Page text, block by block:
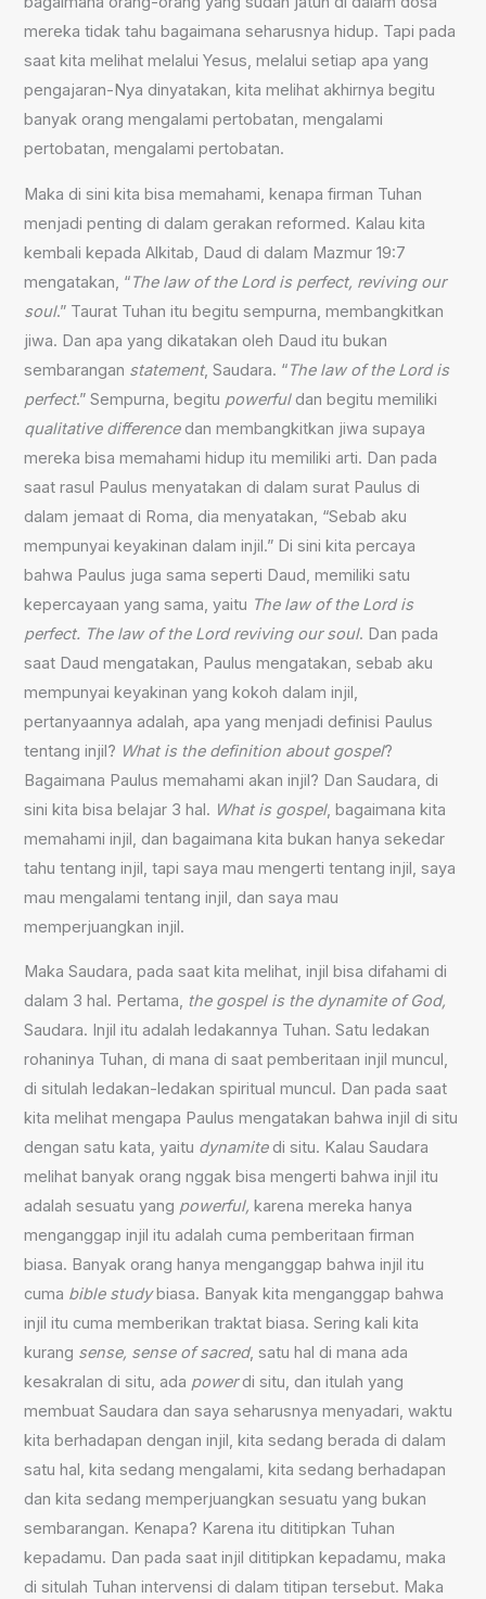
mereka tidak tahu bagaimana seharusnya hidup. Tapi pada
saat kita melihat melalui Yesus, melalui setiap apa yang
pengajaran-Nya dinyatakan, kita melihat akhirnya begitu
banyak orang mengalami pertobatan, mengalami
pertobatan, mengalami pertobatan.
Maka di sini kita bisa memahami, kenapa firman Tuhan
menjadi penting di dalam gerakan reformed. Kalau kita
kembali kepada Alkitab, Daud di dalam Mazmur 19:7
mengatakan, “The law of the Lord is perfect, reviving our
soul.” Taurat Tuhan itu begitu sempurna, membangkitkan
jiwa. Dan apa yang dikatakan oleh Daud itu bukan
sembarangan statement, Saudara. “The law of the Lord is
perfect.” Sempurna, begitu powerfuldan begitu memiliki
qualitative differencedan membangkitkan jiwa supaya
mereka bisa memahami hidup itu memiliki arti. Dan pada
saat rasul Paulus menyatakan di dalam surat Paulus di
dalam jemaat di Roma, dia menyatakan, “Sebab aku
mempunyai keyakinan dalam injil.” Di sini kita percaya
bahwa Paulus juga sama seperti Daud, memiliki satu
kepercayaan yang sama, yaitu The law of the Lord is
perfect. The law of the Lord reviving our soul. Dan pada
saat Daud mengatakan, Paulus mengatakan, sebab aku
mempunyai keyakinan yang kokoh dalam injil,
pertanyaannya adalah, apa yang menjadi definisi Paulus
tentang injil? What is the definition about gospel?
Bagaimana Paulus memahami akan injil? Dan Saudara, di
sini kita bisa belajar 3 hal. What is gospel, bagaimana kita
memahami injil, dan bagaimana kita bukan hanya sekedar
tahu tentang injil, tapi saya mau mengerti tentang injil, saya
mau mengalami tentang injil, dan saya mau
memperjuangkan injil.
Maka Saudara, pada saat kita melihat, injil bisa difahami di
dalam 3 hal. Pertama, the gospel is the dynamite of God,
Saudara. Injil itu adalah ledakannya Tuhan. Satu ledakan
rohaninya Tuhan, di mana di saat pemberitaan injil muncul,
di situlah ledakan-ledakan spiritual muncul. Dan pada saat
kita melihat mengapa Paulus mengatakan bahwa injil di situ
dengan satu kata, yaitu dynamitedi situ. Kalau Saudara
melihat banyak orang nggak bisa mengerti bahwa injil itu
adalah sesuatu yang powerful, karena mereka hanya
menganggap injil itu adalah cuma pemberitaan firman
biasa. Banyak orang hanya menganggap bahwa injil itu
cuma bible studybiasa. Banyak kita menganggap bahwa
injil itu cuma memberikan traktat biasa. Sering kali kita
kurang sense, sense of sacred, satu hal di mana ada
kesakralan di situ, ada powerdi situ, dan itulah yang
membuat Saudara dan saya seharusnya menyadari, waktu
kita berhadapan dengan injil, kita sedang berada di dalam
satu hal, kita sedang mengalami, kita sedang berhadapan
dan kita sedang memperjuangkan sesuatu yang bukan
sembarangan. Kenapa? Karena itu dititipkan Tuhan
kepadamu. Dan pada saat injil dititipkan kepadamu, maka
di situlah Tuhan intervensi di dalam titipan tersebut. Maka